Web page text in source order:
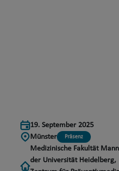
19. September 2025
Münster
Präsenz
Medizinische Fakultät
der Universität Heidelberg,